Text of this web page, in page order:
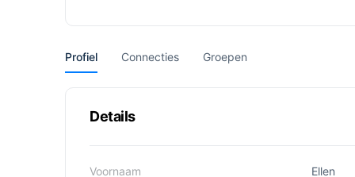
Profiel Connecties Groepen
Details
Voornaam Ellen